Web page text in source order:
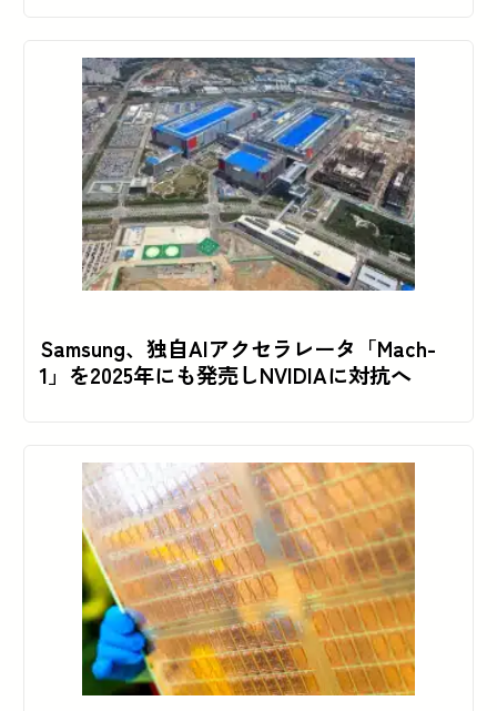
Samsung、独自AIアクセラレータ「Mach-
1」を2025年にも発売しNVIDIAに対抗へ